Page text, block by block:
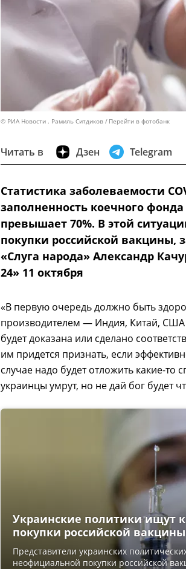
© РИА Новости . Рамиль Ситдиков Перейти в фотобанк
Читать в Дзен Telegram
Статистика заболеваемости
заполненность коечного
превышает 70%. В этой
покупки российской вакцины,
«Слуга народа» Александр
24» 11 октября
«В первую очередь должно быть
производителем — Индия, Китай,
будет доказана или сделано
им придется признать, если
случае надо будет отложить какие-то
украинцы умрут, но не дай бог будет
Украинские политики ищут
покупки российской
Представители украинских
неофициальной покупки российской